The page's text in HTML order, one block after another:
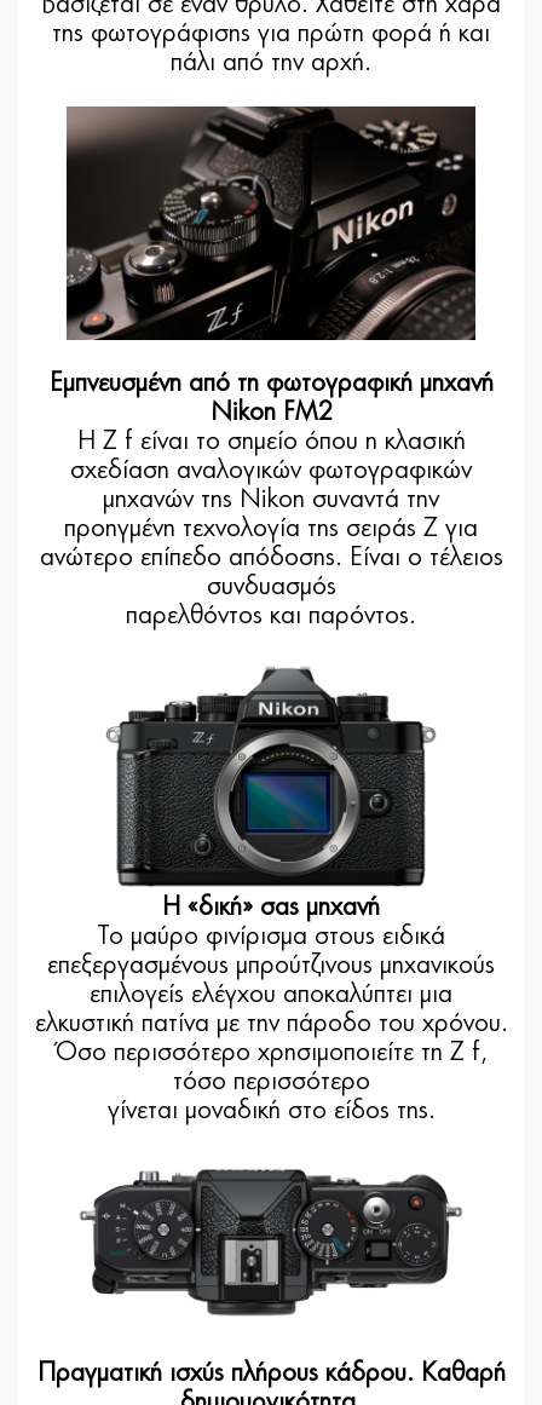
της φωτογράφισης για πρώτη φορά ή και
πάλι από την αρχή.
Εμπνευσμένη από τη φωτογραφική μηχανή
Nikon FM2
Η Z f είναι το σημείο όπου η κλασική
σχεδίαση αναλογικών φωτογραφικών
μηχανών της Nikon συναντά την
προηγμένη τεχνολογία της σειράς Z για
ανώτερο επίπεδο απόδοσης. Είναι ο τέλειος
συνδυασμός
παρελθόντος και παρόντος.
Η «δική» σας μηχανή
Το μαύρο φινίρισμα στους ειδικά
επεξεργασμένους μπρούτζινους μηχανικούς
επιλογείς ελέγχου αποκαλύπτει μια
ελκυστική πατίνα με την πάροδο του χρόνου.
Όσο περισσότερο χρησιμοποιείτε τη Z f,
τόσο περισσότερο
γίνεται μοναδική στο είδος της.
Πραγματική ισχύς πλήρους κάδρου. Καθαρή